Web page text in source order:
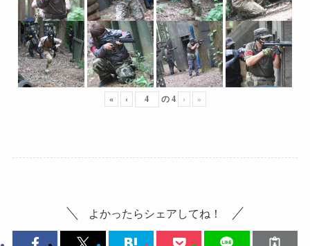
« ‹ の 4 › »
よかったらシェアしてね！